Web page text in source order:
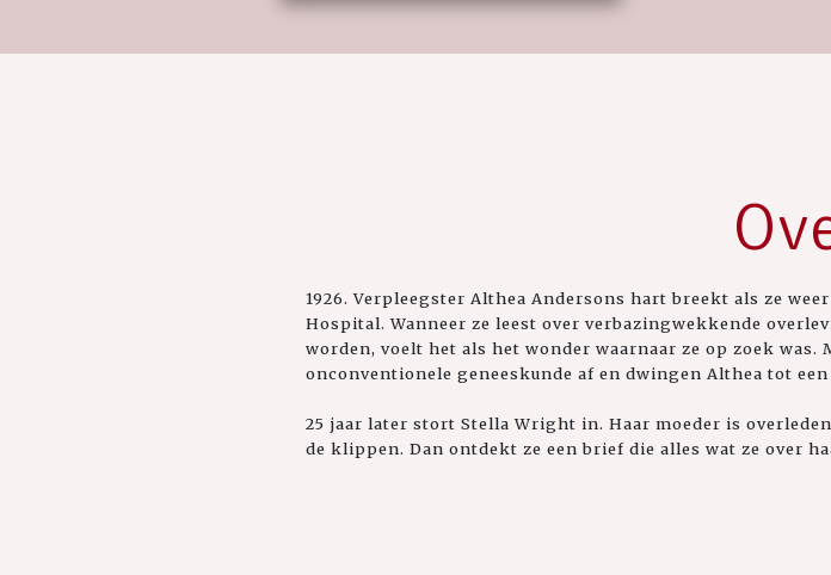
1926. Verpleegster Althea Andersons hart breekt als ze
Hospital. Wanneer ze leest over verbazingwekkende
worden, voelt het als het wonder waarnaar ze op zoek was.
onconventionele geneeskunde af en dwingen Althea tot
25 jaar later stort Stella Wright in. Haar moeder is
de klippen. Dan ontdekt ze een brief die alles wat ze over